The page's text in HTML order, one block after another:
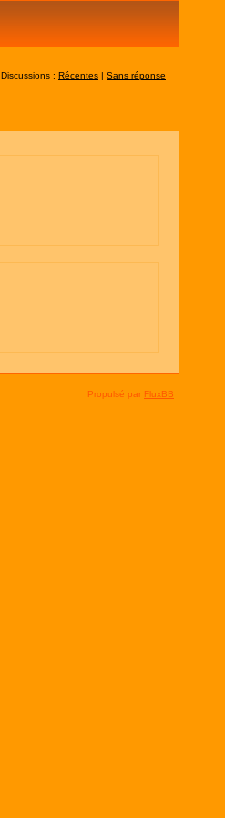
Discussions : Récentes | Sans réponse
Propulsé par FluxBB